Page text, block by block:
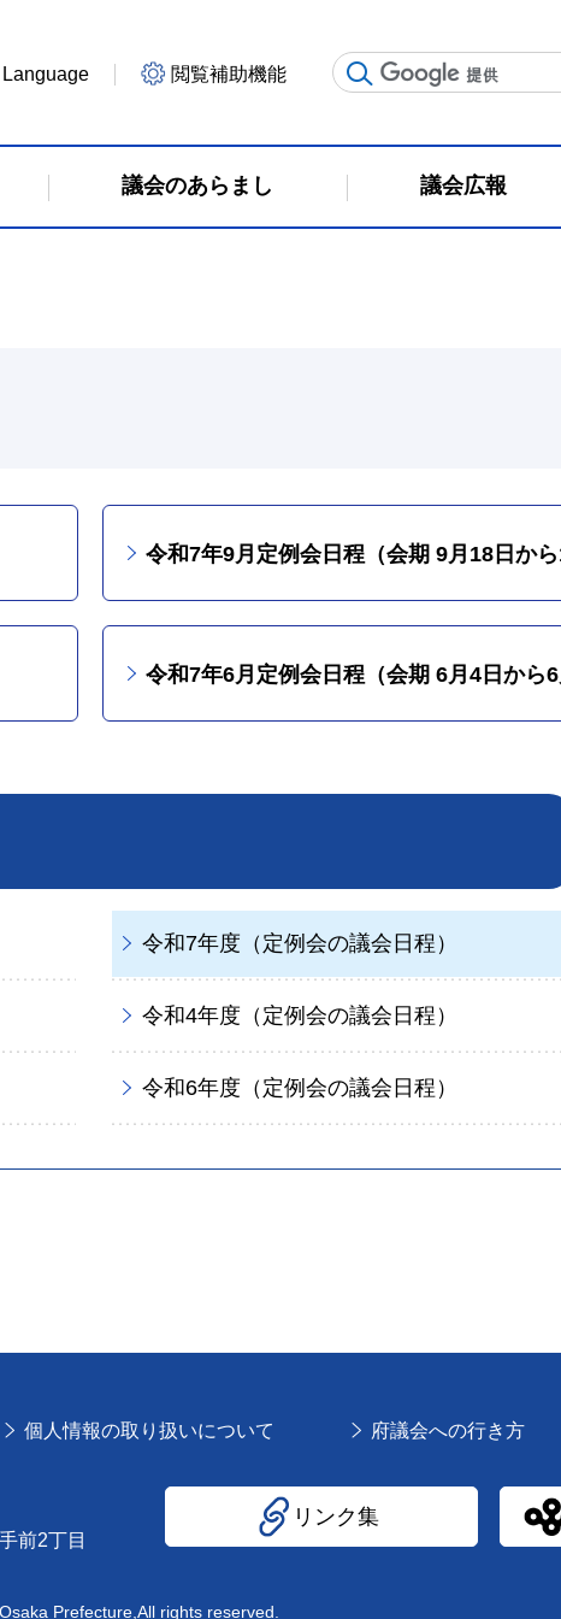
閲覧補助機能
議会のあらまし 議会広報
令和7年9月定例会日程（会期 9月18日から
令和7年6月定例会日程（会期 6月4日から6
令和7年度（定例会の議会日程）
令和4年度（定例会の議会日程）
令和6年度（定例会の議会日程）
個人情報の取り扱いについて 府議会への行き方
前2丁目
リンク集
Prefecture,All rights reserved.